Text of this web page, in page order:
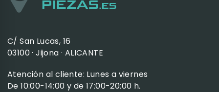
C/ San Lucas, 16
03100 · Jijona · ALICANTE
Atención al cliente: Lunes a viernes
De 10:00-14:00 y de 17:00-20:00 h.